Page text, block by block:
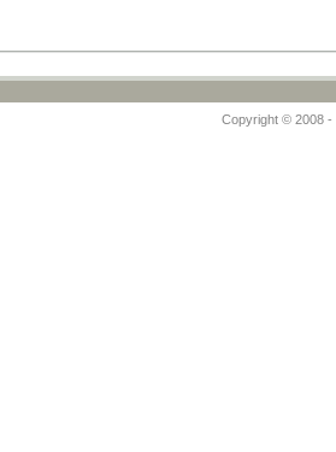
Copyright © 2008 -